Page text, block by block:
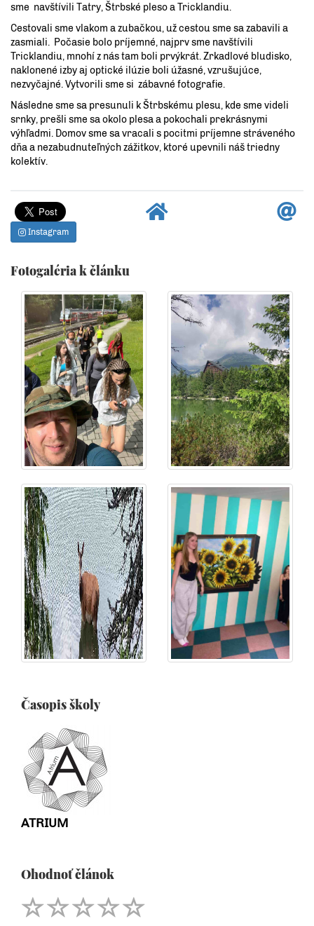
sme navštívili Tatry, Štrbské pleso a Tricklandiu.
Cestovali sme vlakom a zubačkou, už cestou sme sa zabavili a
zasmiali. Počasie bolo príjemné, najprv sme navštívili
Tricklandiu, mnohí z nás tam boli prvýkrát. Zrkadlové bludisko,
naklonené izby aj optické ilúzie boli úžasné, vzrušujúce,
nezvyčajné. Vytvorili sme si zábavné fotografie.
Následne sme sa presunuli k Štrbskému plesu, kde sme videli
srnky, prešli sme sa okolo plesa a pokochali prekrásnymi
výhľadmi. Domov sme sa vracali s pocitmi príjemne stráveného
dňa a nezabudnuteľných zážitkov, ktoré upevnili náš triedny
kolektív.
Instagram
Fotogaléria k článku
Časopis školy
ATRIUM
Ohodnoť článok